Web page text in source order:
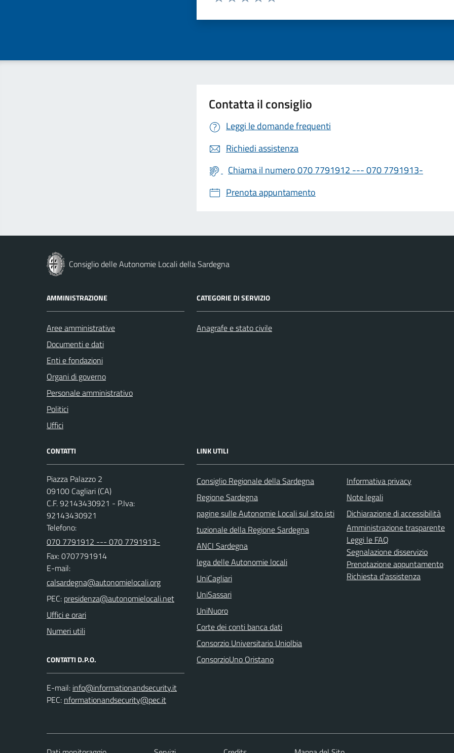
Contatta il consiglio
Leggi le domande frequenti
Richiedi assistenza
Chiama il numero 070 7791912 --- 070 7791913-
Prenota appuntamento
Consiglio delle Autonomie Locali della Sardegna
AMMINISTRAZIONE
Aree amministrative
Documenti e dati
Enti e fondazioni
Organi di governo
Personale amministrativo
Politici
Uffici
CATEGORIE DI SERVIZIO
Anagrafe e stato civile
CONTATTI
Piazza Palazzo 2
09100 Cagliari (CA)
C.F. 92143430921 - P.Iva:
92143430921
Telefono:
070 7791912 --- 070 7791913-
Fax: 0707791914
E-mail:
PEC:
Uffici e orari
Numeri utili
CONTATTI D.P.O.
E-mail:
PEC:
LINK UTILI
Consiglio Regionale della Sardegna
Regione Sardegna
pagine sulle Autonomie Locali sul sito isti
tuzionale della Regione Sardegna
ANCI Sardegna
lega delle Autonomie locali
UniCagliari
UniSassari
UniNuoro
Corte dei conti banca dati
Consorzio Universitario Uniolbia
ConsorzioUno Oristano
Informativa privacy
Note legali
Dichiarazione di accessibilità
Amministrazione trasparente
Leggi le FAQ
Segnalazione disservizio
Prenotazione appuntamento
Richiesta d'assistenza